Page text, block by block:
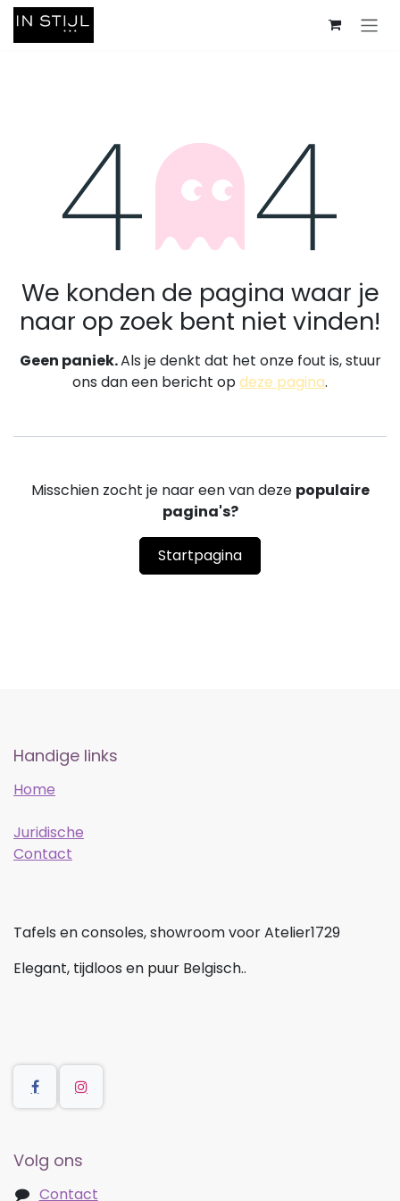
Overslaan naar inhoud
Fout 404
We konden de pagina waar je
naar op zoek bent niet vinden!
Geen paniek.Als je denkt dat het onze fout is, stuur
ons dan een bericht opdeze pagina.
Misschien zocht je naar een van deze populaire
pagina's?
Startpagina
Handige links
Home
Juridische
Contact
Tafels en consoles, showroom voor Atelier1729
Elegant, tijdloos en puur Belgisch..
Volg ons
Contact